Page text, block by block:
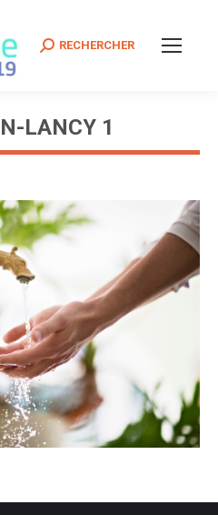
Search:
RECHERCHER
LANCY 1
Vous êtes ici :